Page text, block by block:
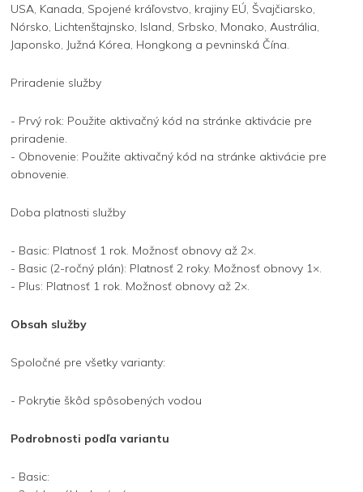
USA, Kanada, Spojené kráľovstvo, krajiny EÚ, Švajčiarsko,
Nórsko, Lichtenštajnsko, Island, Srbsko, Monako, Austrália,
Japonsko, Južná Kórea, Hongkong a pevninská Čína.
Priradenie služby
- Prvý rok: Použite aktivačný kód na stránke aktivácie pre
priradenie.
- Obnovenie: Použite aktivačný kód na stránke aktivácie pre
obnovenie.
Doba platnosti služby
- Basic: Platnosť 1 rok. Možnosť obnovy až 2×.
- Basic (2-ročný plán): Platnosť 2 roky. Možnosť obnovy 1×.
- Plus: Platnosť 1 rok. Možnosť obnovy až 2×.
Obsah služby
Spoločné pre všetky varianty:
- Pokrytie škôd spôsobených vodou
Podrobnosti podľa variantu
- Basic: